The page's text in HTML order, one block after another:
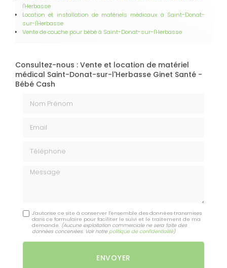
l'Herbasse
Location et installation de matériels médicaux à Saint-Donat-
sur-l'Herbasse
Vente de couche pour bébé à Saint-Donat-sur-l'Herbasse
Consultez-nous : Vente et location de matériel
médical Saint-Donat-sur-l'Herbasse Ginet Santé -
Bébé Cash
Message
J'autorise ce site à conserver l'ensemble des données transmises
dans ce formulaire pour faciliter le suivi et le traitement de ma
demande. (Aucune exploitation commerciale ne sera faite des
données concervées. Voir notre politique de confidentialité)